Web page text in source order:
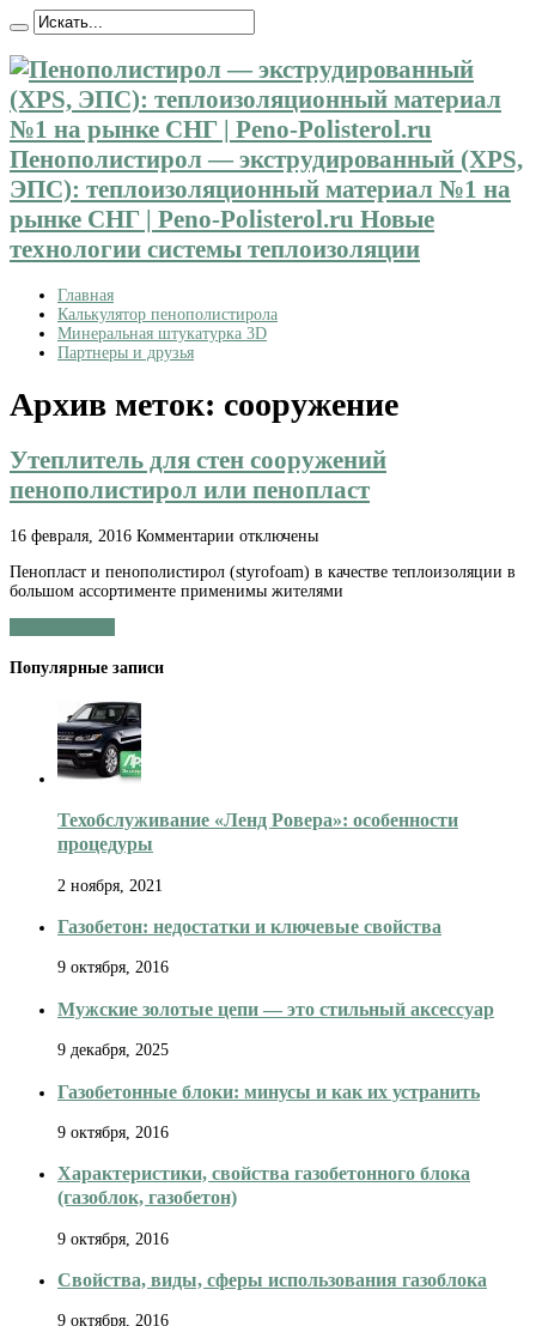
Пенополистирол — экструдированный (XPS,
ЭПС): теплоизоляционный материал №1 на
рынке СНГ | Peno-Polisterol.ru Новые
технологии системы теплоизоляции
Главная
Калькулятор пенополистирола
Минеральная штукатурка 3D
Партнеры и друзья
Архив меток: сооружение
Утеплитель для стен сооружений
пенополистирол или пенопласт
16 февраля, 2016 Комментарии к
Утеплитель
для
отключены
Пенопласт и пенополистирол (styrofoam) в качестве теплоизоляции в
большом ассортименте применимы жителями
Популярные записи
Техобслуживание «Ленд Ровера»: особенности
процедуры
2 ноября, 2021
Газобетон: недостатки и ключевые свойства
9 октября, 2016
Мужские золотые цепи — это стильный аксессуар
9 декабря, 2025
Газобетонные блоки: минусы и как их устранить
9 октября, 2016
Характеристики, свойства газобетонного блока
(газоблок, газобетон)
9 октября, 2016
Свойства, виды, сферы использования газоблока
9 октября, 2016